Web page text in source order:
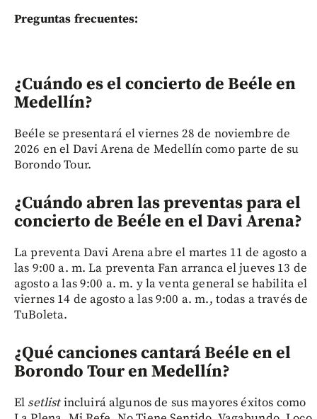
Preguntas frecuentes:
¿Cuándo es el concierto de Beéle en
Medellín?
Beéle se presentará el viernes 28 de noviembre de
2026 en el Davi Arena de Medellín como parte de su
Borondo Tour.
¿Cuándo abren las preventas para el
concierto de Beéle en el Davi Arena?
La preventa Davi Arena abre el martes 11 de agosto a
las 9:00 a. m. La preventa Fan arranca el jueves 13 de
agosto a las 9:00 a. m. y la venta general se habilita el
viernes 14 de agosto a las 9:00 a. m., todas a través de
TuBoleta.
¿Qué canciones cantará Beéle en el
Borondo Tour en Medellín?
El setlistincluirá algunos de sus mayores éxitos como